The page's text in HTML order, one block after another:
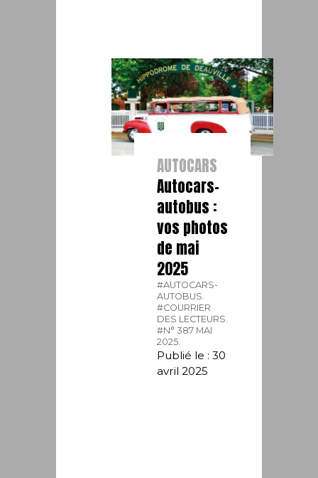
AUTOCARS
Autocars-
autobus :
vos photos
de mai
2025
#AUTOCARS-
AUTOBUS.
#COURRIER
DES LECTEURS.
#N° 387 MAI
2025.
Publié le : 30
avril 2025